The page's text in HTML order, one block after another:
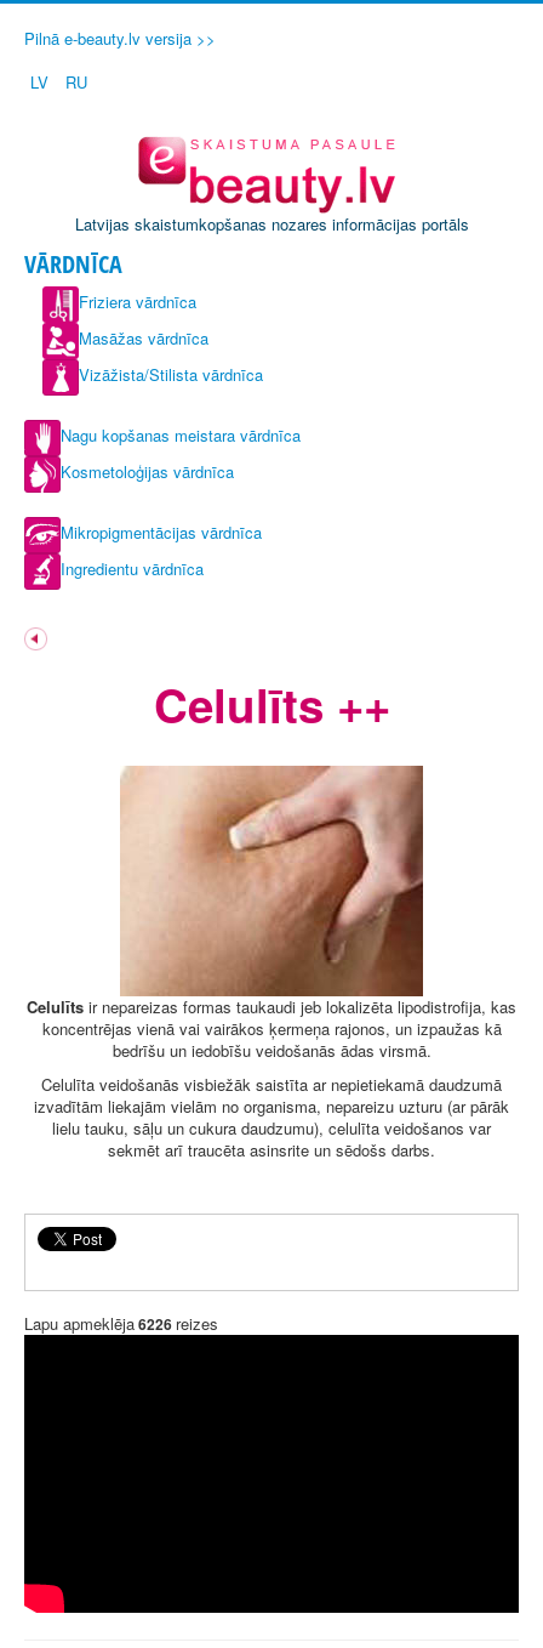
Pilnā e-beauty.lv versija >>
LV
RU
Latvijas skaistumkopšanas nozares informācijas portāls
VĀRDNĪCA
Friziera vārdnīca
Masāžas vārdnīca
Vizāžista/Stilista vārdnīca
Nagu kopšanas meistara vārdnīca
Kosmetoloģijas vārdnīca
Mikropigmentācijas vārdnīca
Ingredientu vārdnīca
Celulīts ++
Celulīts ir nepareizas formas taukaudi jeb lokalizēta lipodistrofija, kas
koncentrējas vienā vai vairākos ķermeņa rajonos, un izpaužas kā
bedrīšu un iedobīšu veidošanās ādas virsmā.
Celulīta veidošanās visbiežāk saistīta ar nepietiekamā daudzumā
izvadītām liekajām vielām no organisma, nepareizu uzturu (ar pārāk
lielu tauku, sāļu un cukura daudzumu), celulīta veidošanos var
sekmēt arī traucēta asinsrite un sēdošs darbs.
Lapu apmeklēja6226 reizes